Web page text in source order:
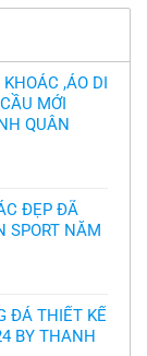
,ÁO DI
MỚI
QUÂN
ĐẸP ĐÃ
SPORT NĂM
ĐÁ THIẾT KẾ
BY THANH